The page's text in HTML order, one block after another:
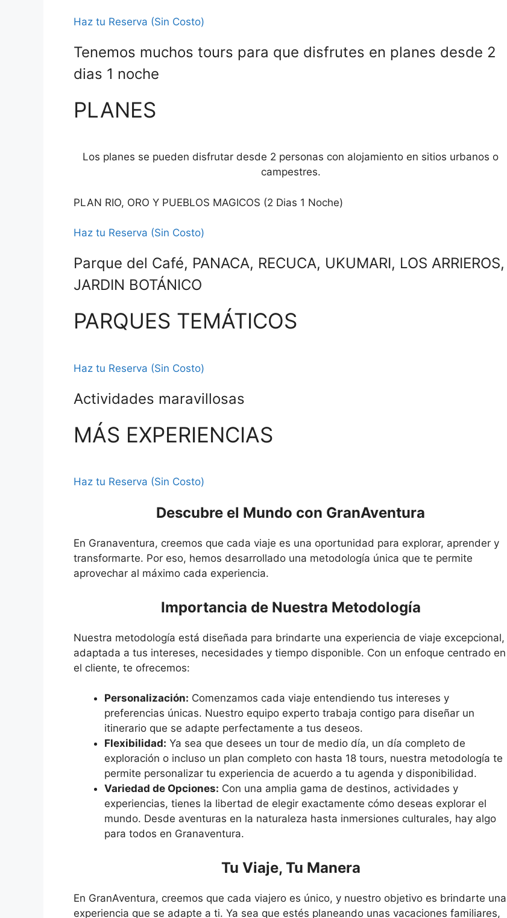
Haz tu Reserva (Sin Costo)
Tenemos muchos tours para que disfrutes en planes desde 2
dias 1 noche
PLANES
Los planes se pueden disfrutar desde 2 personas con alojamiento en sitios urbanos o
campestres.
PLAN RIO, ORO Y PUEBLOS MAGICOS (2 Dias 1 Noche)
Haz tu Reserva (Sin Costo)
Parque del Café, PANACA, RECUCA, UKUMARI, LOS ARRIEROS,
JARDIN BOTÁNICO
PARQUES TEMÁTICOS
Haz tu Reserva (Sin Costo)
Actividades maravillosas
MÁS EXPERIENCIAS
Haz tu Reserva (Sin Costo)
Descubre el Mundo con GranAventura
En Granaventura, creemos que cada viaje es una oportunidad para explorar, aprender y
transformarte. Por eso, hemos desarrollado una metodología única que te permite
aprovechar al máximo cada experiencia.
Importancia de Nuestra Metodología
Nuestra metodología está diseñada para brindarte una experiencia de viaje excepcional,
adaptada a tus intereses, necesidades y tiempo disponible. Con un enfoque centrado en
el cliente, te ofrecemos:
Personalización: Comenzamos cada viaje entendiendo tus intereses y
preferencias únicas. Nuestro equipo experto trabaja contigo para diseñar un
itinerario que se adapte perfectamente a tus deseos.
Flexibilidad: Ya sea que desees un tour de medio día, un día completo de
exploración o incluso un plan completo con hasta 18 tours, nuestra metodología te
permite personalizar tu experiencia de acuerdo a tu agenda y disponibilidad.
Variedad de Opciones: Con una amplia gama de destinos, actividades y
experiencias, tienes la libertad de elegir exactamente cómo deseas explorar el
mundo. Desde aventuras en la naturaleza hasta inmersiones culturales, hay algo
para todos en Granaventura.
Tu Viaje, Tu Manera
En GranAventura, creemos que cada viajero es único, y nuestro objetivo es brindarte una
experiencia que se adapte a ti. Ya sea que estés planeando unas vacaciones familiares,